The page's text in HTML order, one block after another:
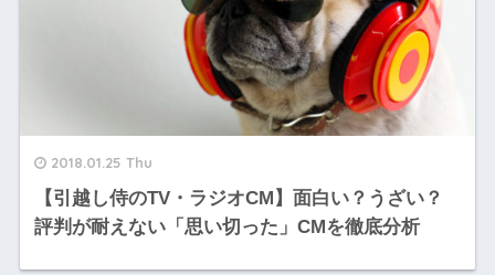
2018.01.25 Thu
【引越し侍のTV・ラジオCM】面白い？うざい？
評判が耐えない「思い切った」CMを徹底分析